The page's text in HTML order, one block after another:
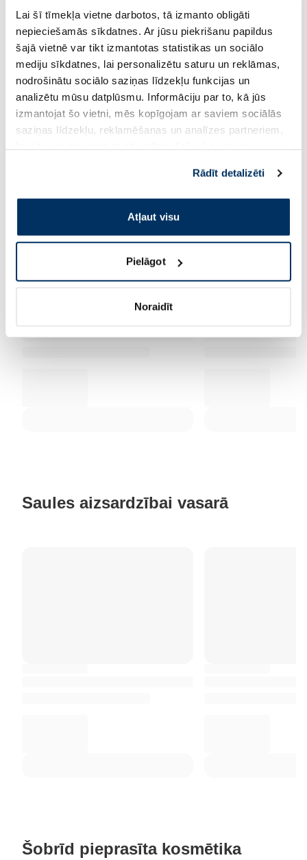
Lai šī tīmekļa vietne darbotos, tā izmanto obligāti
nepieciešamās sīkdatnes. Ar jūsu piekrišanu papildus
šajā vietnē var tikt izmantotas statistikas un sociālo
mediju sīkdatnes, lai personalizētu saturu un reklāmas,
nodrošinātu sociālo saziņas līdzekļu funkcijas un
analizētu mūsu datplūsmu. Informāciju par to, kā jūs
izmantojat šo vietni, mēs kopīgojam ar saviem sociālās
saziņas līdzekļu, reklamēšanas un analīzes partneriem,
pakalpojumus. Ja piekrītat šo papildu sīkdatņu
izmantošanai, lūdzu, atzīmējiet savu izvēli:
Rādīt detalizēti
Atļaut visu
Pielāgot
Noraidīt
Saules aizsardzībai vasarā
Šobrīd pieprasīta kosmētika